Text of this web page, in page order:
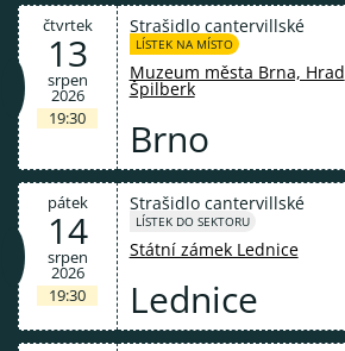
čtvrtek
13
srpen
2026
19:30
Strašidlo cantervillské
LÍSTEK NA MÍSTO
Muzeum města Brna, Hrad
Špilberk
Brno
pátek
14
srpen
2026
19:30
Strašidlo cantervillské
LÍSTEK DO SEKTORU
Státní zámek Lednice
Lednice